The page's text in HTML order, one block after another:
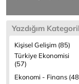
Yazdığım
Kişisel Gelişim (85)
Türkiye Ekonomisi
(57)
Ekonomi - Finans